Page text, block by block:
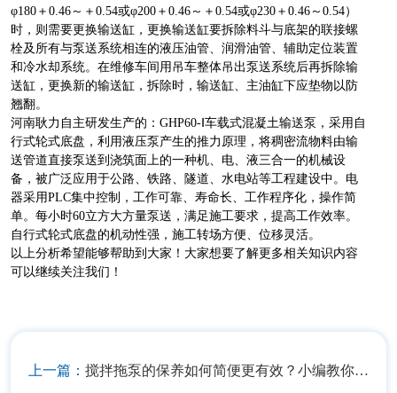
φ180＋0.46～＋0.54或φ200＋0.46～＋0.54或φ230＋0.46～0.54）
时，则需要更换输送缸，更换输送缸要拆除料斗与底架的联接螺
栓及所有与泵送系统相连的液压油管、润滑油管、辅助定位装置
和冷水却系统。在维修车间用吊车整体吊出泵送系统后再拆除输
送缸，更换新的输送缸，拆除时，输送缸、主油缸下应垫物以防
翘翻。
河南耿力自主研发生产的：GHP60-Ⅰ车载式混凝土输送泵，采用自
行式轮式底盘，利用液压泵产生的推力原理，将稠密流物料由输
送管道直接泵送到浇筑面上的一种机、电、液三合一的机械设
备，被广泛应用于公路、铁路、隧道、水电站等工程建设中。电
器采用PLC集中控制，工作可靠、寿命长、工作程序化，操作简
单。每小时60立方大方量泵送，满足施工要求，提高工作效率。
自行式轮式底盘的机动性强，施工转场方便、位移灵活。
以上分析希望能够帮助到大家！大家想要了解更多相关知识内容
可以继续关注我们！
上一篇： 搅拌拖泵的保养如何简便更有效？小编教你个小窍门！